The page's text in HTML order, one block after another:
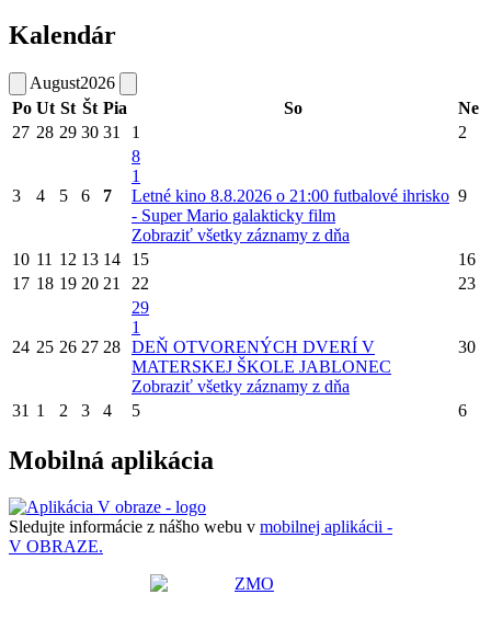
Kalendár
August2026
Po Ut St Št Pia So
Ne
27 28 29 30 31 1 2
3 4 5 6 7
8
1
Letné kino 8.8.2026 o 21:00 futbalové ihrisko
- Super Mario galakticky film
Zobraziť všetky záznamy z dňa
9
10 11 12 13 14 15
16
17 18 19 20 21 22 23
24 25 26 27 28
29
1
DEŇ OTVORENÝCH DVERÍ V
MATERSKEJ ŠKOLE JABLONEC
Zobraziť všetky záznamy z dňa
30
31 1 2 3 4 5 6
Mobilná aplikácia
Sledujte informácie z nášho webu v mobilnej aplikácii -
V OBRAZE.